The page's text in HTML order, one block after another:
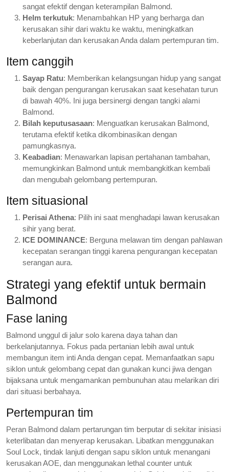
sangat efektif dengan keterampilan Balmond.
Helm terkutuk: Menambahkan HP yang berharga dan
kerusakan sihir dari waktu ke waktu, meningkatkan
keberlanjutan dan kerusakan Anda dalam pertempuran tim.
Item canggih
Sayap Ratu: Memberikan kelangsungan hidup yang sangat
baik dengan pengurangan kerusakan saat kesehatan turun
di bawah 40%. Ini juga bersinergi dengan tangki alami
Balmond.
Bilah keputusasaan: Menguatkan kerusakan Balmond,
terutama efektif ketika dikombinasikan dengan
pamungkasnya.
Keabadian: Menawarkan lapisan pertahanan tambahan,
memungkinkan Balmond untuk membangkitkan kembali
dan mengubah gelombang pertempuran.
Item situasional
Perisai Athena: Pilih ini saat menghadapi lawan kerusakan
sihir yang berat.
ICE DOMINANCE: Berguna melawan tim dengan pahlawan
kecepatan serangan tinggi karena pengurangan kecepatan
serangan aura.
Strategi yang efektif untuk bermain
Balmond
Fase laning
Balmond unggul di jalur solo karena daya tahan dan
berkelanjutannya. Fokus pada pertanian lebih awal untuk
membangun item inti Anda dengan cepat. Memanfaatkan sapu
siklon untuk gelombang cepat dan gunakan kunci jiwa dengan
bijaksana untuk mengamankan pembunuhan atau melarikan diri
dari situasi berbahaya.
Pertempuran tim
Peran Balmond dalam pertarungan tim berputar di sekitar inisiasi
keterlibatan dan menyerap kerusakan. Libatkan menggunakan
Soul Lock, tindak lanjuti dengan sapu siklon untuk menangani
kerusakan AOE, dan menggunakan lethal counter untuk